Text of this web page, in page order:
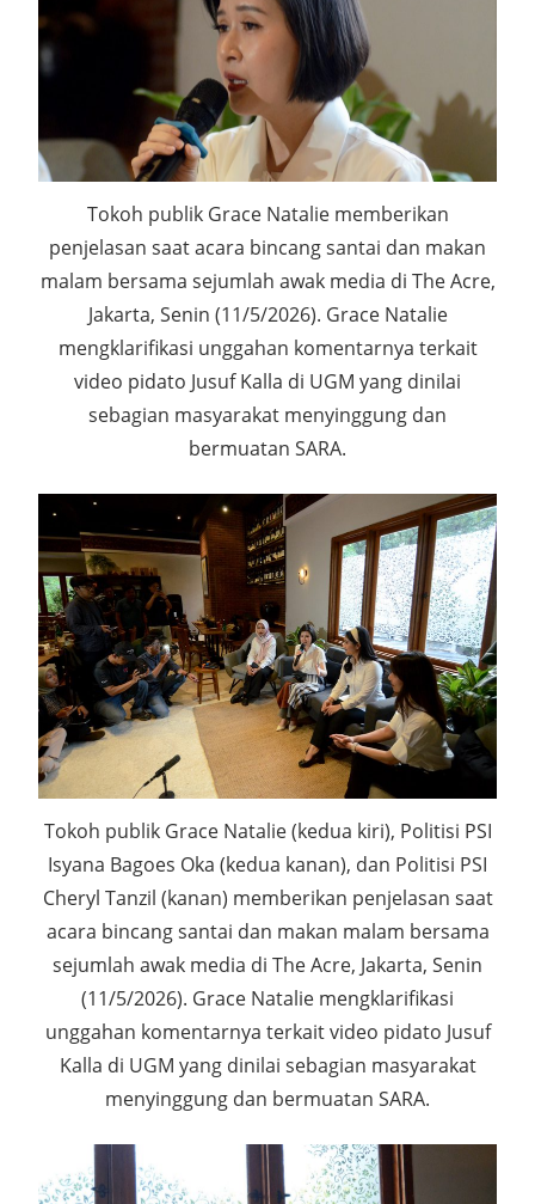
Tokoh publik Grace Natalie memberikan
penjelasan saat acara bincang santai dan makan
malam bersama sejumlah awak media di The Acre,
Jakarta, Senin (11/5/2026). Grace Natalie
mengklarifikasi unggahan komentarnya terkait
video pidato Jusuf Kalla di UGM yang dinilai
sebagian masyarakat menyinggung dan
bermuatan SARA.
Tokoh publik Grace Natalie (kedua kiri), Politisi PSI
Isyana Bagoes Oka (kedua kanan), dan Politisi PSI
Cheryl Tanzil (kanan) memberikan penjelasan saat
acara bincang santai dan makan malam bersama
sejumlah awak media di The Acre, Jakarta, Senin
(11/5/2026). Grace Natalie mengklarifikasi
unggahan komentarnya terkait video pidato Jusuf
Kalla di UGM yang dinilai sebagian masyarakat
menyinggung dan bermuatan SARA.